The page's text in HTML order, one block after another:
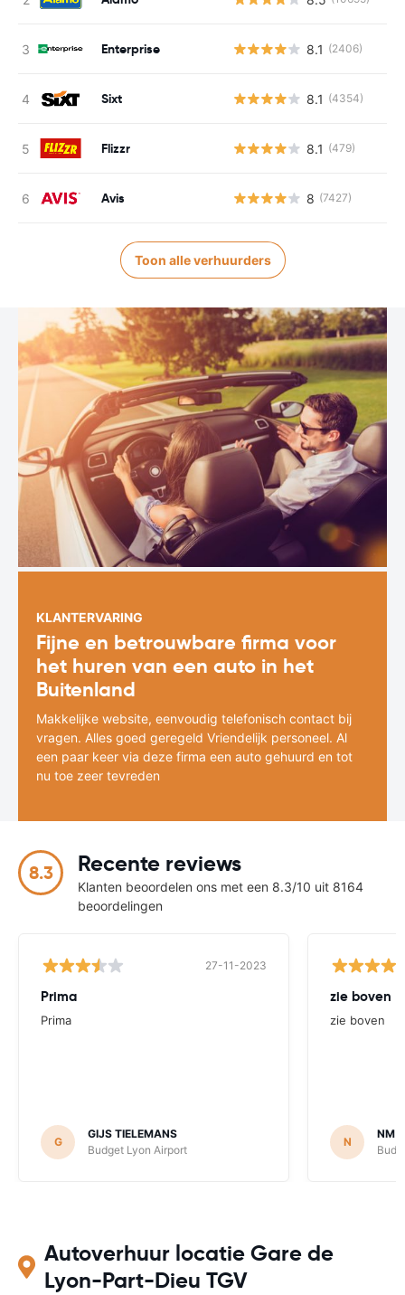
Enterprise 8.1 (2406)
Sixt 8.1 (4354)
Flizzr 8.1 (479)
Avis 8 (7427)
Toon alle verhuurders
KLANTERVARING
Fijne en betrouwbare firma voor
het huren van een auto in het
Buitenland
Makkelijke website, eenvoudig telefonisch contact bij
vragen. Alles goed geregeld Vriendelijk personeel. Al
een paar keer via deze firma een auto gehuurd en tot
nu toe zeer tevreden
8.3 Recente reviews
Klanten beoordelen ons met een 8.3/10 uit 8164
beoordelingen
27-11-2023
Prima
Prima
G
GIJS TIELEMANS
Budget Lyon Airport
zie boven
zie boven
N
NM
Autoverhuur locatie Gare de
Lyon-Part-Dieu TGV